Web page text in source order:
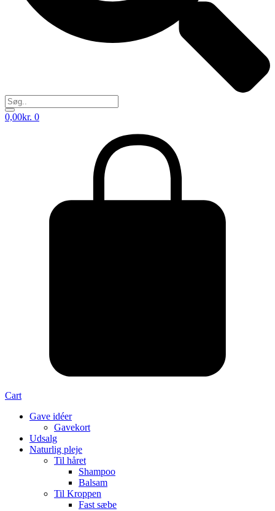
0,00kr. 0
Cart
Gave idéer
Gavekort
Udsalg
Naturlig pleje
Til håret
Shampoo
Balsam
Til Kroppen
Fast sæbe